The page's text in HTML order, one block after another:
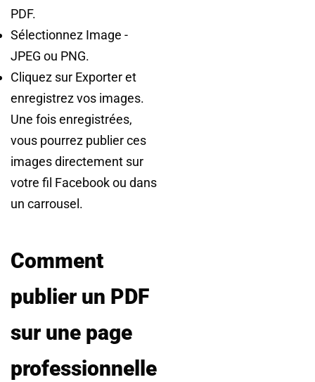
PDF.
Sélectionnez Image -
JPEG ou PNG.
Cliquez sur Exporter et
enregistrez vos images.
Une fois enregistrées,
vous pourrez publier ces
images directement sur
votre fil Facebook ou dans
un carrousel.
Comment
publier un PDF
sur une page
professionnelle